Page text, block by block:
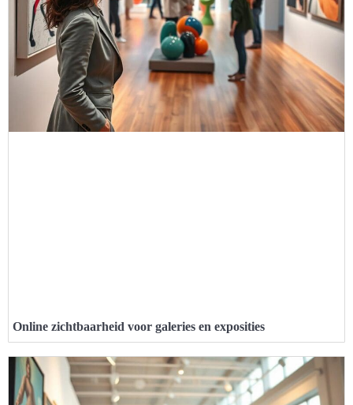
Online zichtbaarheid voor galeries en exposities